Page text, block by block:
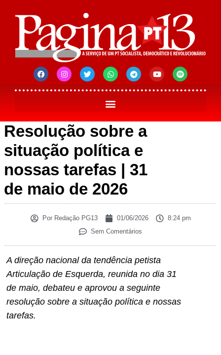
Resolução sobre a
situação política e
nossas tarefas | 31
de maio de 2026
PorRedação PG13 01/06/2026
8:24 pm
Sem Comentários
A direção nacional da tendência petista
Articulação de Esquerda, reunida no dia 31
de maio, debateu e aprovou a seguinte
resolução sobre a situação política e nossas
tarefas.